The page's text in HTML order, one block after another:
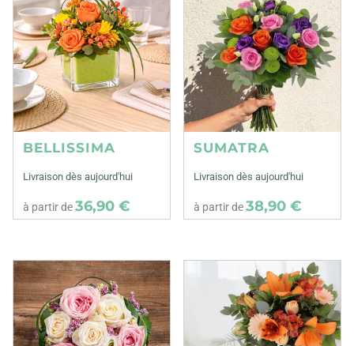
BELLISSIMA
Livraison dès aujourd'hui
à partir de36,90 €
SUMATRA
Livraison dès aujourd'hui
à partir de38,90 €